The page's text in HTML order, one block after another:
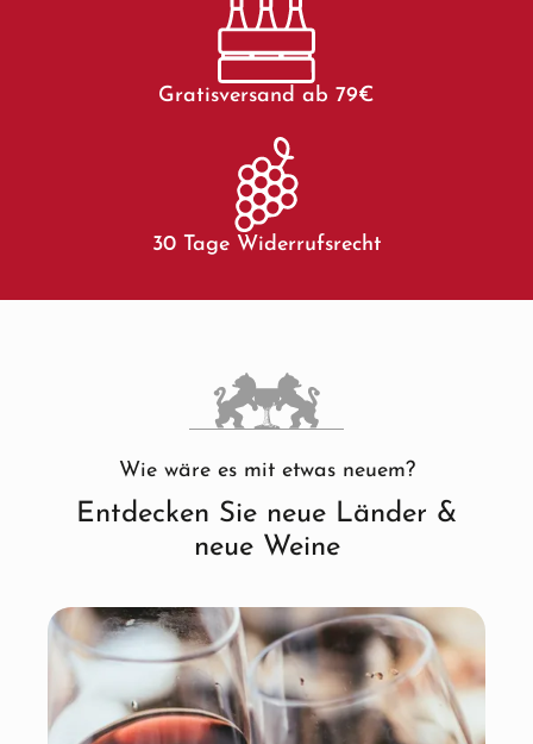
Gratisversand ab 79€
30 Tage Widerrufsrecht
Wie wäre es mit etwas neuem?
Entdecken Sie neue Länder &
neue Weine